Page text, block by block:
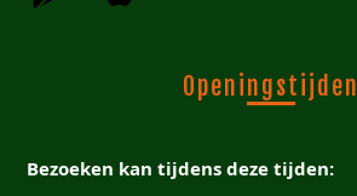
Openingstijden
Bezoeken kan tijdens deze tijden: